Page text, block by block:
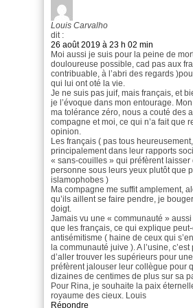
Louis Carvalho
dit :
26 août 2019 à 23 h 02 min
Moi aussi je suis pour la peine de
douloureuse possible, cad pas aux
contribuable, à l’abri des regards
qui lui ont oté la vie.
Je ne suis pas juif, mais français, et
je l’évoque dans mon entourage.
ma tolérance zéro, nous a couté des
compagne et moi, ce qui n’a fait que
opinion.
Les français ( pas tous
principalement dans leur rapports
« sans-couilles » qui préfèrent laisser
personne sous leurs yeux plutôt que
islamophobes )
Ma compagne me suffit amplement,
qu’ils aillent se faire pendre, je
doigt.
Jamais vu une « communauté »
que les français, ce qui explique
antisémitisme ( haine de ceux qui
la communauté juive ). A l’usine,
d’aller trouver les supérieurs pour
préfèrent jalouser leur collègue pour
dizaines de centimes de plus sur sa
Pour Rina, je souhaite la paix
royaume des cieux. Louis
Répondre